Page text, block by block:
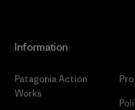
Information
Patagonia Action
Works